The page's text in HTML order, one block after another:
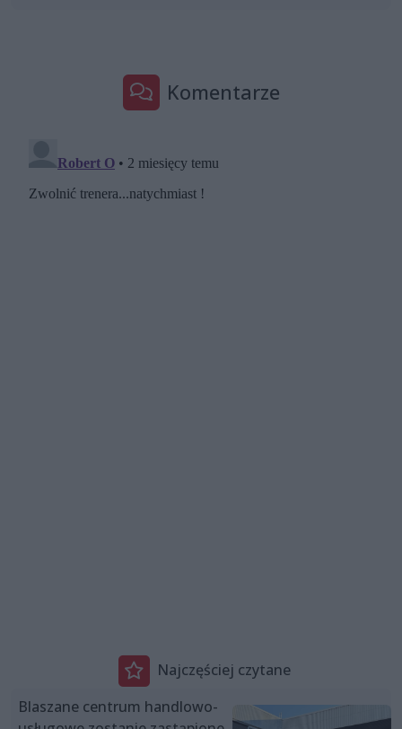
Komentarze
Najczęściej czytane
Blaszane centrum handlowo-